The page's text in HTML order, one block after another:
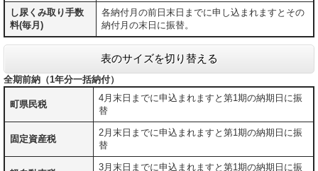
し尿くみ取り手数
料(毎月)
各納付月の前日末日までに申し込まれますとその
納付月の末日に振替。
表のサイズを切り替える
全期前納（1年分一括納付）
町県民税
4月末日までに申込まれますと第1期の納期日に振
替
固定資産税
2月末日までに申込まれますと第1期の納期日に振
替
3月末日までに申込まれますと第1期の納期日に振